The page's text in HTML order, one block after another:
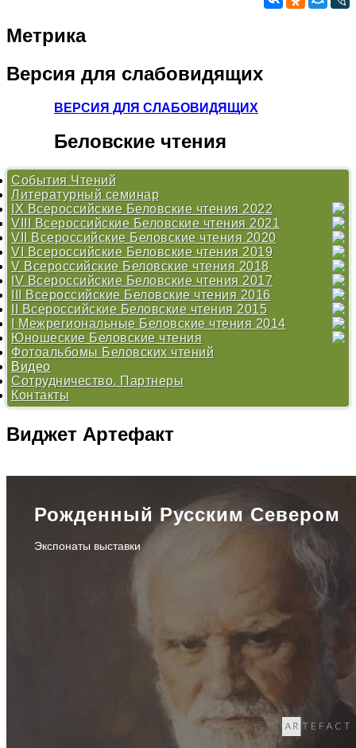
Метрика
Версия для слабовидящих
ВЕРСИЯ ДЛЯ СЛАБОВИДЯЩИХ
Беловские чтения
События Чтений
Литературный семинар
IX Всероссийские Беловские чтения 2022
Литературный семинар
VIII Всероссийские Беловские чтения 2021
Литературный семинар
VII Всероссийские Беловские чтения 2020
Литературный семинар
VI Всероссийские Беловские чтения 2019
Литературный марафон #ЧитаемБелова
Программа Беловских чтений 2019
Литературный семинар
Работы участников Литературного семинара 2019
V Всероссийские Беловские чтения 2018
Положение
Конкурс «Душа хранит»
Работы участников Литературного семинара 2018
Литературный марафон #ЧитаемБелова
Программа Беловских чтений 2018
Литературный семинар
IV Всероссийские Беловские чтения 2017
Программа Беловских чтений 2017
Конкурс «Душа хранит»
Литературный семинар
Литературный марафон #ЧитаемБелова
Дискуссионные площадки
Беловский сборник 2017
III Всероссийские Беловские чтения 2016
Программа
Конкурс «Душа хранит»
Литературный семинар
Литературный марафон #ЧитаемБелова
Беловский сборник
II Всероссийские Беловские чтения 2015
Открытие Центра В. И. Белова
Программа
Конкурс
Литературный марафон #ЧитаемБелова
Беловский сборник 2015
I Межрегиональные Беловские чтения 2014
Программа
Конкурс
Юношеские Беловские чтения
«О Родине душа моя болит...» - 2009
«Эпос крестьянской жизни в произведениях вологодских
авторов» - 2013
«Проблемы нравственности в произведениях В.И.
Белова» - 2012
«Тихая моя Родина...» - 2011
«Хранитель русского лада» - 2010
Фотоальбомы Беловских чтений
Видео
Сотрудничество. Партнеры
Контакты
Виджет Артефакт
Рожденный Русским Севером
Экспонаты выставки